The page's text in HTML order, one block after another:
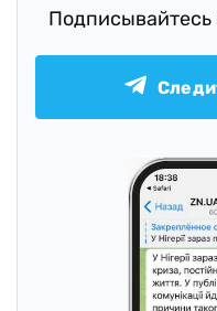
Подписывайтесь